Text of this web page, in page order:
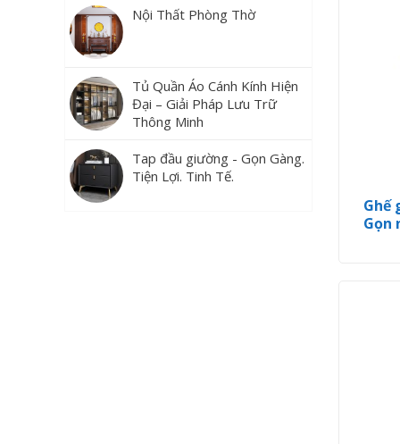
Nội Thất Phòng Thờ
Tủ Quần Áo Cánh Kính Hiện
Đại – Giải Pháp Lưu Trữ
Thông Minh
Tap đầu giường - Gọn Gàng.
Tiện Lợi. Tinh Tế.
Ghế
Gọn